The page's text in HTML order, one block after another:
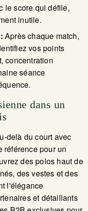
le score qui défile,
inutile.
Après chaque match,
vos points
concentration
séance
dans un
delà du court avec
référence pour un
des polos haut de
des vestes et des
l'élégance
et détaillants